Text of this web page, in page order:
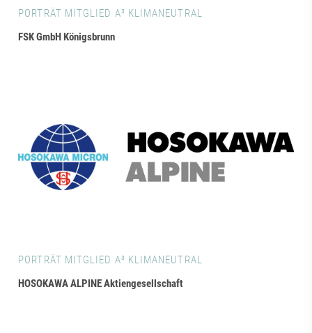
PORTRÄT MITGLIED A³ KLIMANEUTRAL
FSK GmbH Königsbrunn
PORTRÄT MITGLIED A³ KLIMANEUTRAL
HOSOKAWA ALPINE Aktiengesellschaft